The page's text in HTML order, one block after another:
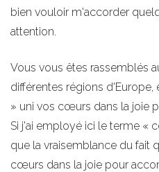
bien vouloir m'accorder
attention.
Vous vous êtes rassemblés
différentes régions
» uni vos cœurs dans la joie
Si j'ai employé ici le terme «
que la vraisemblance du fait
cœurs dans la joie pour